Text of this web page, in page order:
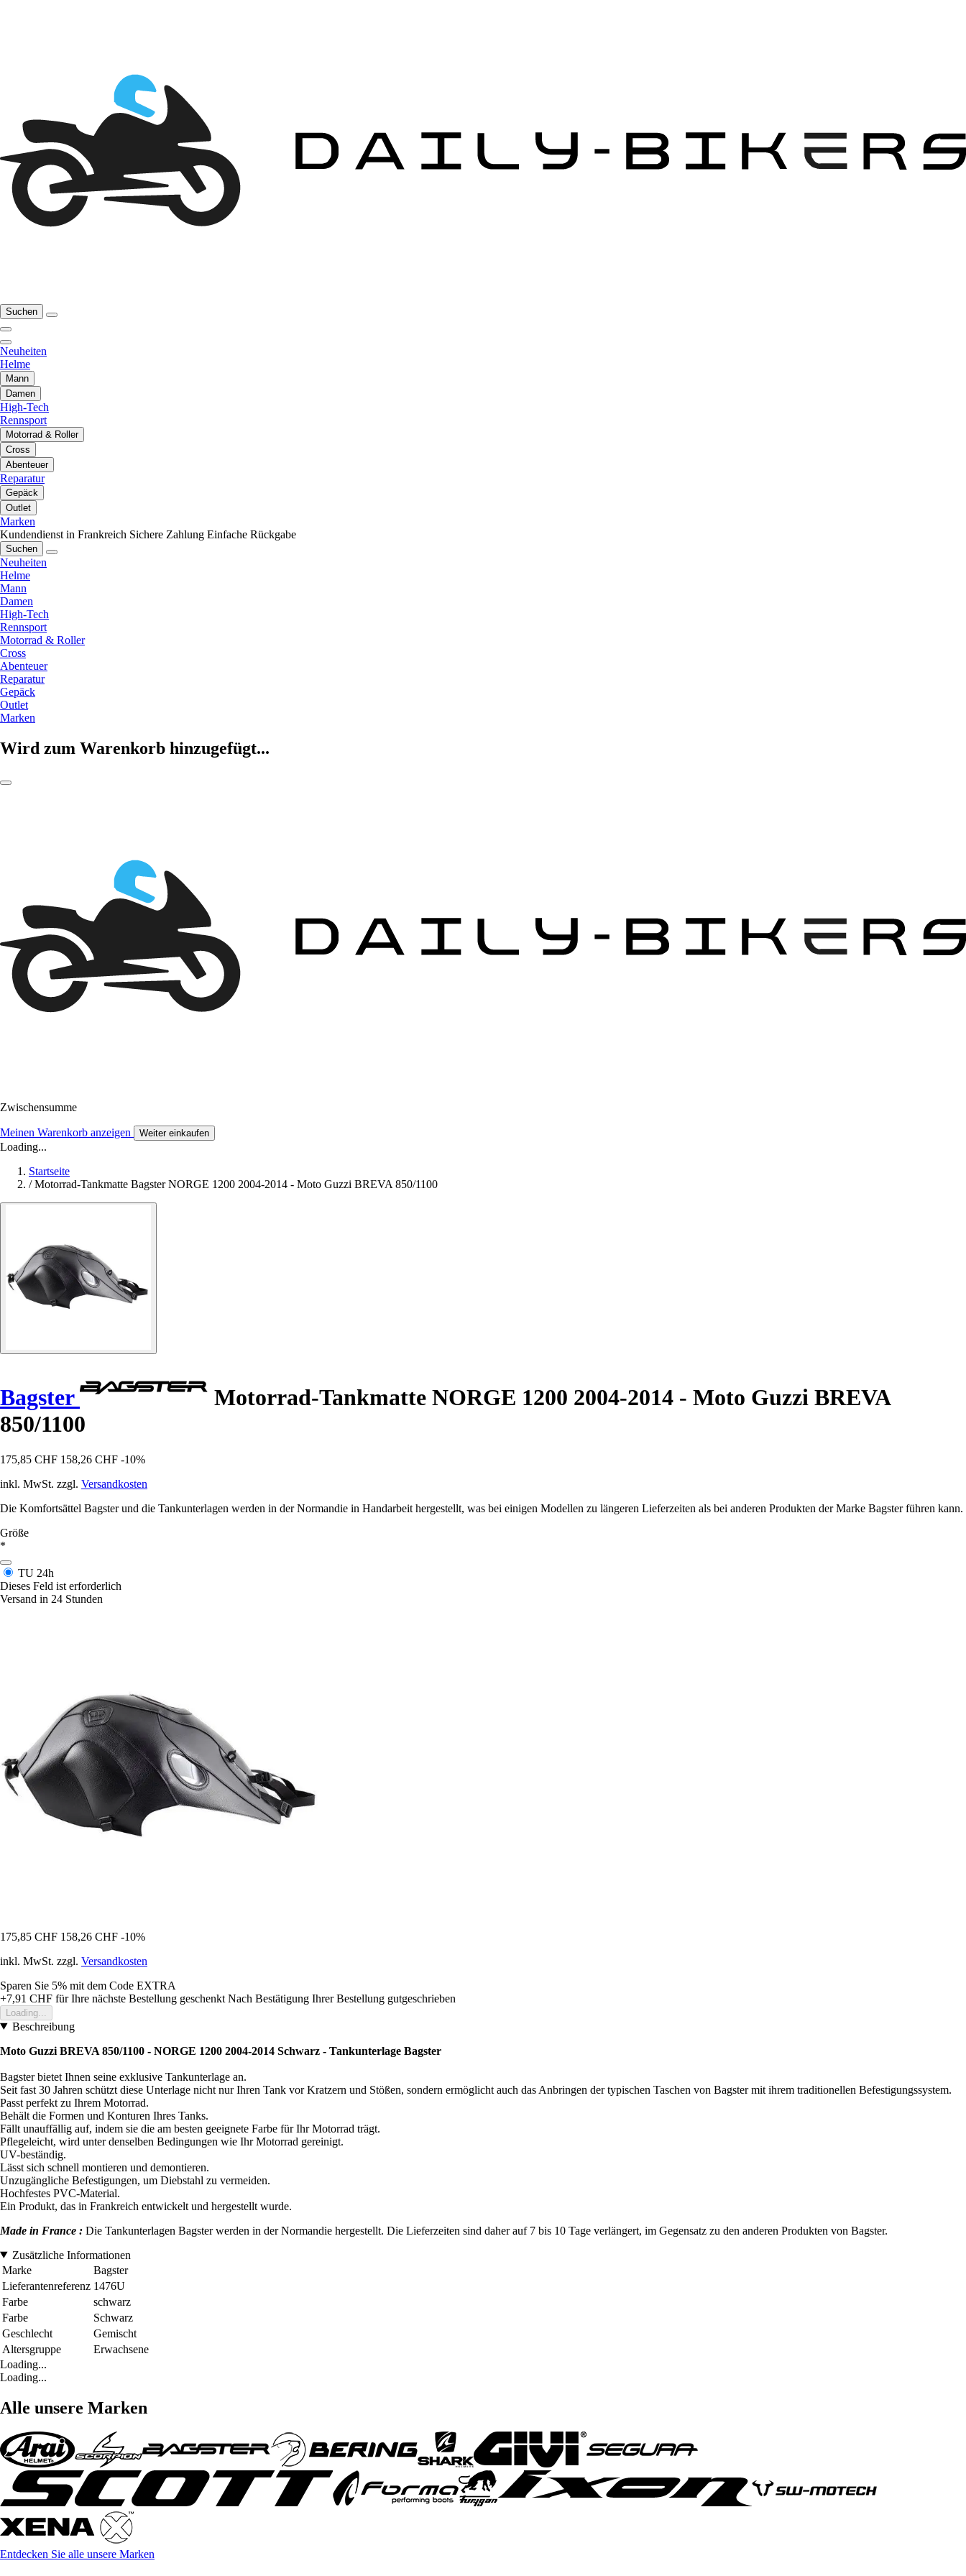
Suchen
Neuheiten
Helme
Mann
Damen
High-Tech
Rennsport
Motorrad & Roller
Cross
Abenteuer
Reparatur
Gepäck
Outlet
Marken
Kundendienst in Frankreich Sichere Zahlung Einfache Rückgabe
Suchen
Neuheiten
Helme
Mann
Damen
High-Tech
Rennsport
Motorrad & Roller
Cross
Abenteuer
Reparatur
Gepäck
Outlet
Marken
Wird zum Warenkorb hinzugefügt...
Zwischensumme
Meinen Warenkorb anzeigen Weiter einkaufen
Loading...
Startseite
/ Motorrad-Tankmatte Bagster NORGE 1200 2004-2014 - Moto Guzzi BREVA 850/1100
Bagster
Motorrad-Tankmatte NORGE 1200 2004-2014 - Moto Guzzi BREVA
850/1100
175,85 CHF 158,26 CHF -10%
inkl. MwSt. zzgl. Versandkosten
Die Komfortsättel Bagster und die Tankunterlagen werden in der Normandie in Handarbeit hergestellt, was bei einigen Modellen zu längeren Lieferzeiten als bei anderen Produkten der Marke Bagster führen kann.
Größe
*
TU 24h
Dieses Feld ist erforderlich
Versand in 24 Stunden
175,85 CHF 158,26 CHF -10%
inkl. MwSt. zzgl. Versandkosten
Sparen Sie 5% mit dem Code EXTRA
+7,91 CHF für Ihre nächste Bestellung geschenkt Nach Bestätigung Ihrer Bestellung gutgeschrieben
Loading...
Beschreibung
Moto Guzzi BREVA 850/1100 - NORGE 1200 2004-2014 Schwarz - Tankunterlage Bagster
Bagster bietet Ihnen seine exklusive Tankunterlage an.
Seit fast 30 Jahren schützt diese Unterlage nicht nur Ihren Tank vor Kratzern und Stößen, sondern ermöglicht auch das Anbringen der typischen Taschen von Bagster mit ihrem traditionellen Befestigungssystem.
Passt perfekt zu Ihrem Motorrad.
Behält die Formen und Konturen Ihres Tanks.
Fällt unauffällig auf, indem sie die am besten geeignete Farbe für Ihr Motorrad trägt.
Pflegeleicht, wird unter denselben Bedingungen wie Ihr Motorrad gereinigt.
UV-beständig.
Lässt sich schnell montieren und demontieren.
Unzugängliche Befestigungen, um Diebstahl zu vermeiden.
Hochfestes PVC-Material.
Ein Produkt, das in Frankreich entwickelt und hergestellt wurde.
Made in France : Die Tankunterlagen Bagster werden in der Normandie hergestellt. Die Lieferzeiten sind daher auf 7 bis 10 Tage verlängert, im Gegensatz zu den anderen Produkten von Bagster.
Zusätzliche Informationen
Marke
Bagster
Lieferantenreferenz 1476U
Farbe
schwarz
Farbe
Schwarz
Geschlecht
Gemischt
Altersgruppe
Erwachsene
Loading...
Loading...
Alle unsere Marken
Entdecken Sie alle unsere Marken